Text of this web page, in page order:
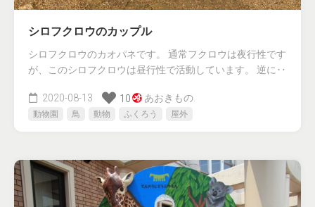
シロフクロウのカップル
シロフクロウのカオパネです。 通常フクロウは夜行性です
が、このシロフクロウは昼行性で活動しています。 逆に‥
2020-08-13 10 あおきもの.
動物園 鳥 動物 ふくろう 屋外